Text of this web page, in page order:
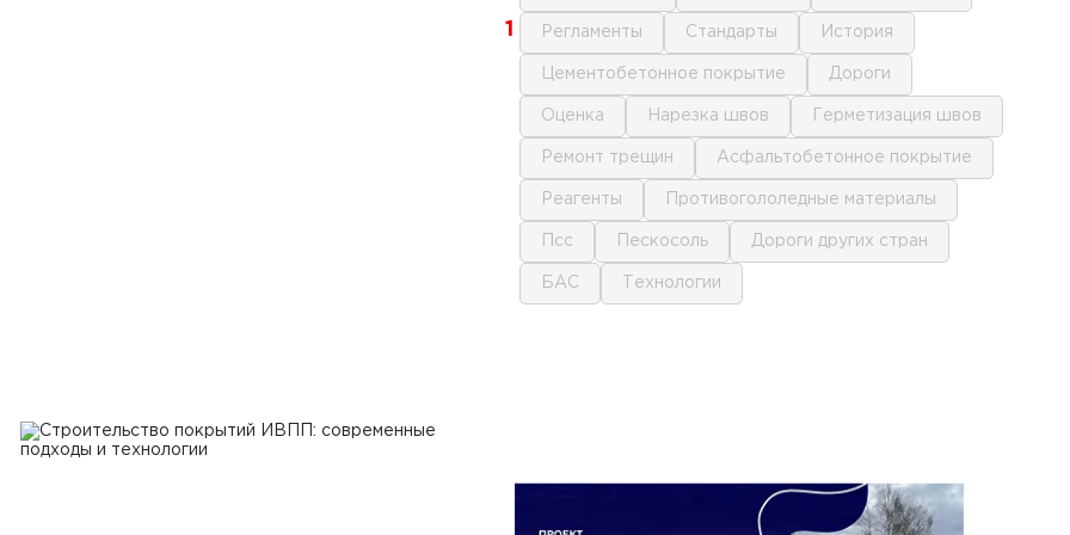
1
2024 г.
виды нерудных строительных
и их применение
регламенты стандарты история
цементобетонное покрытие дороги
оценка нарезка швов герметизация швов
ремонт трещин асфальтобетонное покрытие
реагенты противогололедные материалы
псс пескосоль дороги других стран
БАС технологии